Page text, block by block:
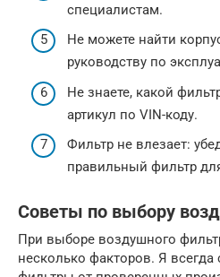
специалистам.
Не можете найти
руководству по
Не знаете, какой
артикул по VIN-коду.
Фильтр не влезает:
правильный фильтр
Советы по выбору
При выборе воздушного
несколько факторов. Я